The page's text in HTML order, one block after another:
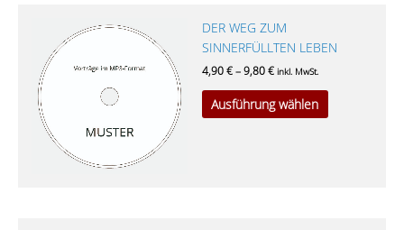
gewählt
DER WEG ZUM
SINNERFÜLLTEN LEBEN
4,90€–9,80€ inkl. MwSt.
Ausführung wählen
Produkt
mehrere